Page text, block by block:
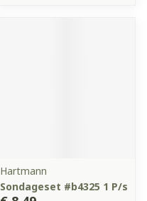
Hartmann
Sondageset #b4325 1 P/s